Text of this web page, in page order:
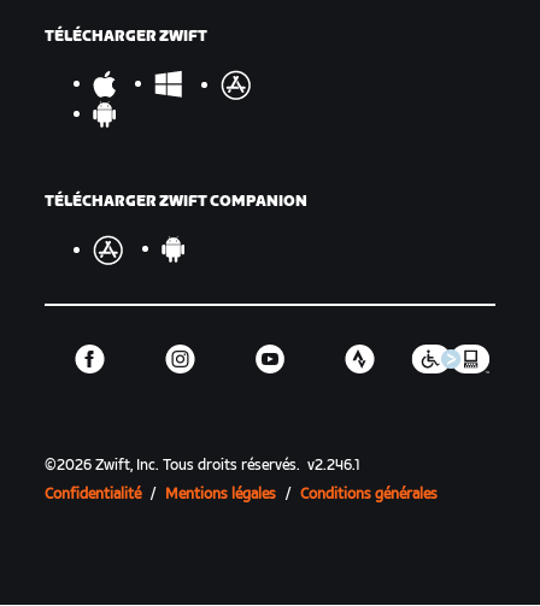
TÉLÉCHARGER ZWIFT
TÉLÉCHARGER ZWIFT COMPANION
©2026 Zwift, Inc.Tous droits réservés. v2.246.1
Confidentialité / Mentions légales / Conditions générales